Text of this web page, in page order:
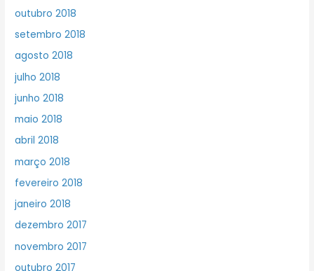
outubro 2018
setembro 2018
agosto 2018
julho 2018
junho 2018
maio 2018
abril 2018
março 2018
fevereiro 2018
janeiro 2018
dezembro 2017
novembro 2017
outubro 2017